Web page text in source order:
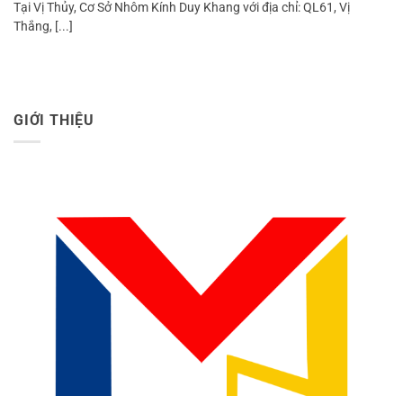
Tại Vị Thủy, Cơ Sở Nhôm Kính Duy Khang với địa chỉ: QL61, Vị
Thắng, [...]
GIỚI THIỆU